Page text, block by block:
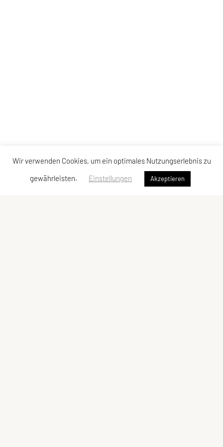
Wir verwenden Cookies, um ein optimales Nutzungserlebnis zu
gewährleisten.
Einstellungen Akzeptieren